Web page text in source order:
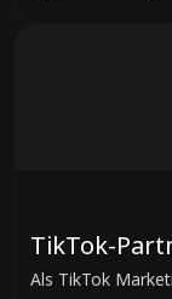
TikTok-
Als TikTok